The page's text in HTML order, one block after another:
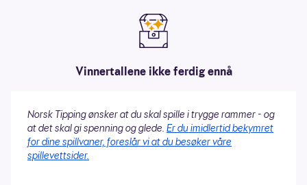
Vinnertallene ikke ferdig ennå
Norsk Tipping ønsker at du skal spille i trygge rammer - og
at det skal gi spenning og glede. Er du imidlertid bekymret
for dine spillvaner, foreslår vi at du besøker våre
spillevettsider.